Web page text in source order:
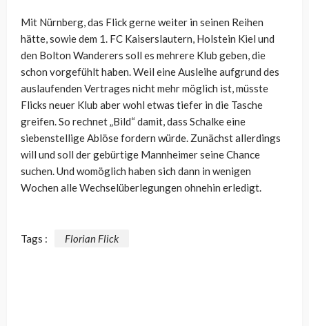
Mit Nürnberg, das Flick gerne weiter in seinen Reihen
hätte, sowie dem 1. FC Kaiserslautern, Holstein Kiel und
den Bolton Wanderers soll es mehrere Klub geben, die
schon vorgefühlt haben. Weil eine Ausleihe aufgrund des
auslaufenden Vertrages nicht mehr möglich ist, müsste
Flicks neuer Klub aber wohl etwas tiefer in die Tasche
greifen. So rechnet „Bild“ damit, dass Schalke eine
siebenstellige Ablöse fordern würde. Zunächst allerdings
will und soll der gebürtige Mannheimer seine Chance
suchen. Und womöglich haben sich dann in wenigen
Wochen alle Wechselüberlegungen ohnehin erledigt.
Tags : Florian Flick